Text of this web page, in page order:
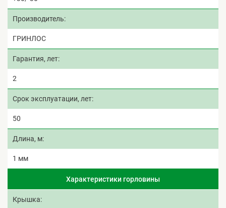
Производитель
ГРИНЛОС
Гарантия, лет
2
Срок эксплуатации, лет
50
Длина, м
1 мм
Характеристики горловины
Крышка